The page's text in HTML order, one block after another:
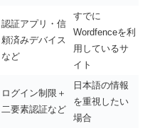
認証アプリ・信
頼済みデバイス
など
すでに
Wordfenceを利
用しているサ
イト
ログイン制限＋
二要素認証など
日本語の情報
を重視したい
場合